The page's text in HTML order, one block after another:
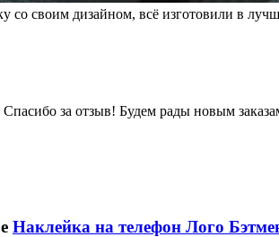
со своим дизайном, всё изготовили в
за отзыв! Будем рады новым
Наклейка на телефон Лого